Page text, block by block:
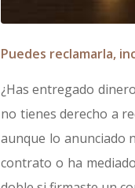
Puedes reclamarla,
¿Has entregado
no tienes derecho a
aunque lo anunciado
contrato o ha